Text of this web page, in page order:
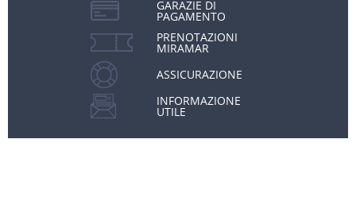
GARAZIE DI
PAGAMENTO
PRENOTAZIONI
MIRAMAR
ASSICURAZIONE
INFORMAZIONE
UTILE